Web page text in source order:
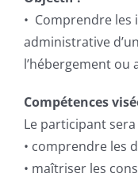
• Comprendre
administrative
l’hébergement ou
Compétences
Le participant
• comprendre les
• maîtriser les